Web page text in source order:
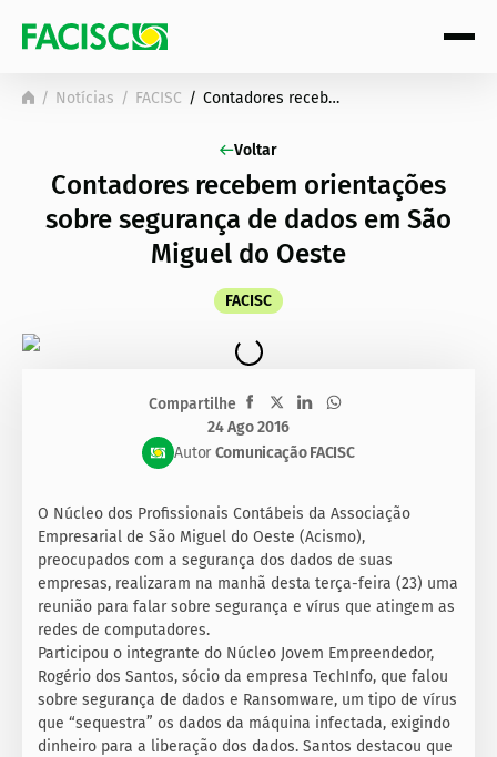
Notícias FACISC Contadores recebem orientações sobre segurança de dados em São Miguel do Oeste
Contadores recebem orientações
sobre segurança de dados em São
Miguel do Oeste
FACISC
Voltar
24 Ago 2016
Autor Comunicação FACISC
Compartilhe
O Núcleo dos Profissionais Contábeis da Associação
Empresarial de São Miguel do Oeste (Acismo),
preocupados com a segurança dos dados de suas
empresas, realizaram na manhã desta terça-feira (23) uma
reunião para falar sobre segurança e vírus que atingem as
redes de computadores.
Participou o integrante do Núcleo Jovem Empreendedor,
Rogério dos Santos, sócio da empresa TechInfo, que falou
sobre segurança de dados e Ransomware, um tipo de vírus
que “sequestra” os dados da máquina infectada, exigindo
dinheiro para a liberação dos dados. Santos destacou que